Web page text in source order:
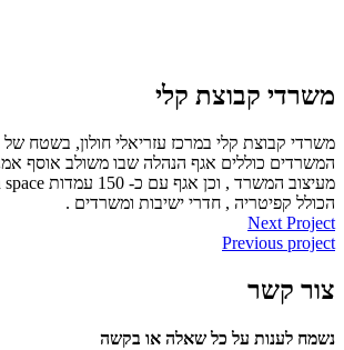
משרדי קבוצת קלי
המשרדים כוללים אגף הנהלה שבו משולב אוסף
הכולל קפיטריה , חדרי ישיבות ומשרדים .
Next Project
Previous project
צור קשר
נשמח לענות על כל שאלה או בקשה